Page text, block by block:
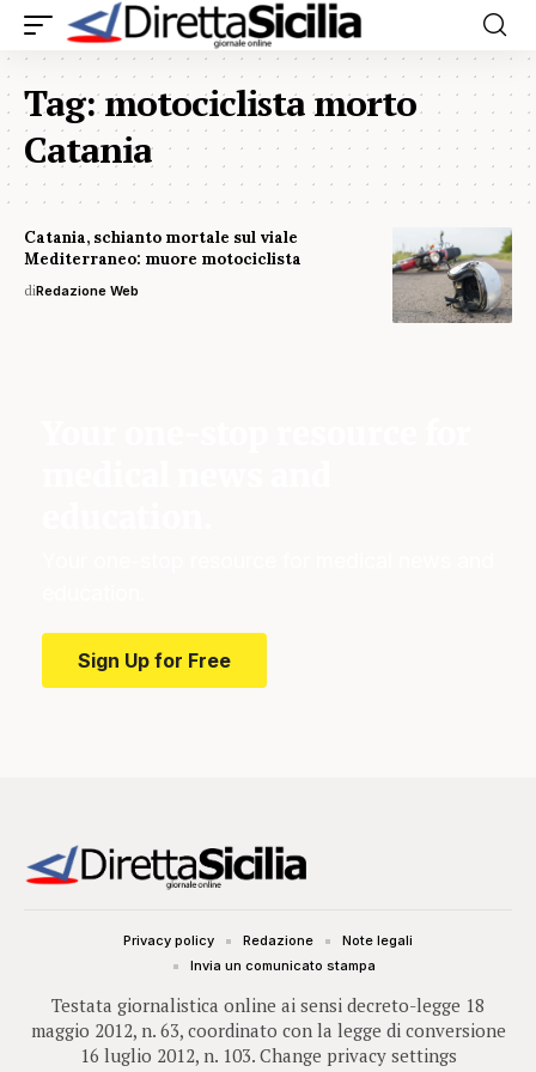
Tag:motociclista morto
Catania
Catania, schianto mortale sul viale
Mediterraneo: muore motociclista
diRedazione Web
Sign Up for Free
Testata giornalistica online ai sensi decreto-legge 18
maggio 2012, n. 63, coordinato con la legge di conversione
16 luglio 2012, n. 103. Change privacy settings
Privacy policy Redazione
Note legali
Invia un comunicato stampa